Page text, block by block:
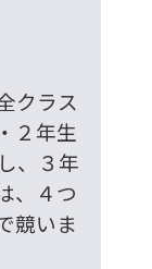
クラス
２年生
、３年
、４つ
競いま